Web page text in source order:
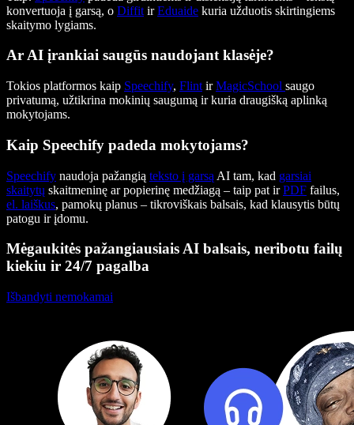
konvertuoja į garsą, o Diffit irEduaide kuria užduotis skirtingiems
skaitymo lygiams.
Ar AI įrankiai saugūs naudojant klasėje?
Tokios platformos kaip Speechify, Flint irMagicSchool saugo
privatumą, užtikrina mokinių saugumą ir kuria draugišką aplinką
mokytojams.
Kaip Speechify padeda mokytojams?
Speechify naudoja pažangią teksto į garsą AI tam, kad garsiai
skaitytų skaitmeninę ar popierinę medžiagą – taip pat irPDF failus,
el. laiškus, pamokų planus – tikroviškais balsais, kad klausytis būtų
patogu ir įdomu.
Mėgaukitės pažangiausiais AI balsais, neribotu failų
kiekiu ir 24/7 pagalba
Išbandyti nemokamai